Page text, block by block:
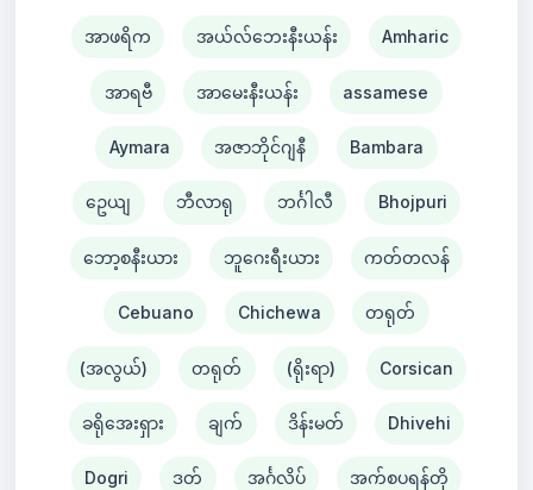
အာဖရိက အယ်လ်ဘေးနီးယန်း Amharic
အာရဗီ အာမေးနီးယန်း assamese
Aymara အဇာဘိုင်ဂျနီ Bambara
ဥေယျ ဘီလာရု ဘင်္ဂါလီ Bhojpuri
ဘော့စနီးယား ဘူဂေးရီးယား ကတ်တလန်
Cebuano Chichewa တရုတ်
(အလွယ်) တရုတ် (ရိုးရာ) Corsican
ခရိုအေးရှား ချက် ဒိန်းမတ် Dhivehi
Dogri ဒတ် အင်္ဂလိပ် အက်စပရန်တို